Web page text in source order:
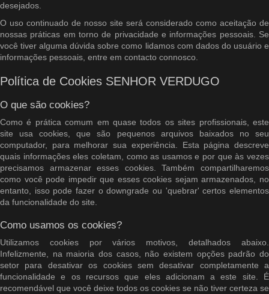
desejados.
O uso continuado de nosso site será considerado como aceitação de
nossas práticas em torno de privacidade e informações pessoais. Se
você tiver alguma dúvida sobre como lidamos com dados do usuário e
informações pessoais, entre em contacto connosco.
Política de Cookies SENHOR VERDUGO
O que são cookies?
Como é prática comum em quase todos os sites profissionais, este
site usa cookies, que são pequenos arquivos baixados no seu
computador, para melhorar sua experiência. Esta página descreve
quais informações eles coletam, como as usamos e por que às vezes
precisamos armazenar esses cookies. Também compartilharemos
como você pode impedir que esses cookies sejam armazenados, no
entanto, isso pode fazer o downgrade ou 'quebrar' certos elementos
da funcionalidade do site.
Como usamos os cookies?
Utilizamos cookies por vários motivos, detalhados abaixo.
Infelizmente, na maioria dos casos, não existem opções padrão do
setor para desativar os cookies sem desativar completamente a
funcionalidade e os recursos que eles adicionam a este site. É
recomendável que você deixe todos os cookies se não tiver certeza se